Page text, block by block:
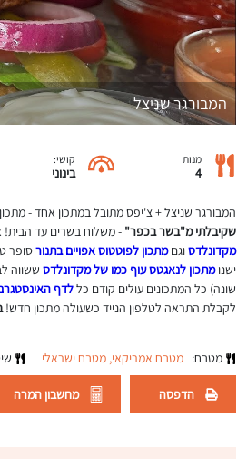
המבורגר שניצל
מנות
4
קושי:
בינוני
המבורגר שניצל + צ'יפס מתובל במתכון אחד -
שקיבלתי מ"בשר בכפר" - משלוח בשרים עד
מקדונלדסוגםמתכון לפוטטוס אפויים בתנורסופר
ישנומתכון לנאגטס עוף כמו של מקדונלדס ששווה
שונה) כל המתכונים עולים קודם כללדף
לקבלת התראה לטלפון הנייד כשעולה מתכון חדש!
מטבח: מטבח אמריקאי, מטבח ישראלי
הדפסה מחשבון המרה